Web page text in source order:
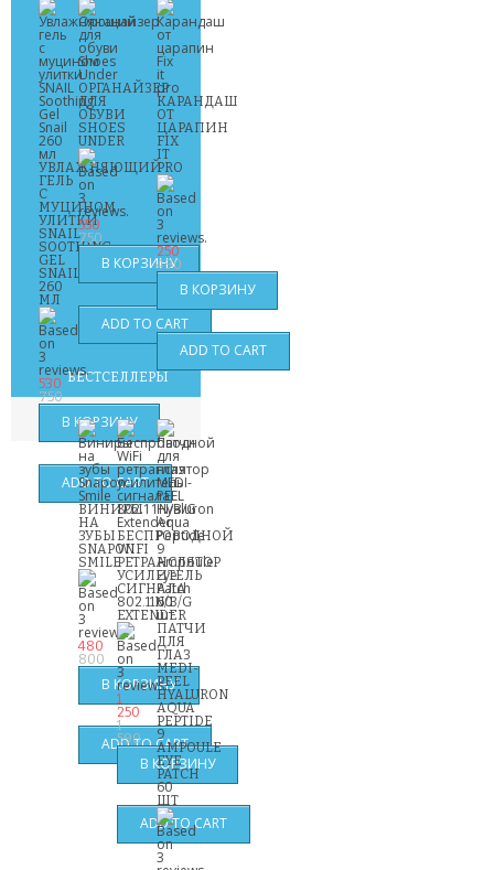
УВЛАЖНЯЮЩИЙ
ГЕЛЬ
С
МУЦИНОМ
УЛИТКИ
SNAIL
SOOTHING
GEL
SNAIL
260
МЛ
530
750
ОРГАНАЙЗЕР
ДЛЯ
ОБУВИ
SHOES
UNDER
550
750
КАРАНДАШ
ОТ
ЦАРАПИН
FIX
IT
PRO
250
490
БЕСТСЕЛЛЕРЫ
ВИНИРЫ
НА
ЗУБЫ
SNAPON
SMILE
480
800
БЕСПРОВОДНОЙ
WIFI
РЕТРАНСЛЯТОР
УСИЛИТЕЛЬ
СИГНАЛА
802.11N/B/G
EXTENDER
1
250
1
590
ПАТЧИ
ДЛЯ
ГЛАЗ
MEDI-
PEEL
HYALURON
AQUA
PEPTIDE
9
AMPOULE
EYE
PATCH
60
ШТ